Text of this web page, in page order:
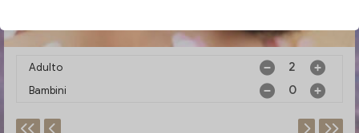
Adulto
Bambini